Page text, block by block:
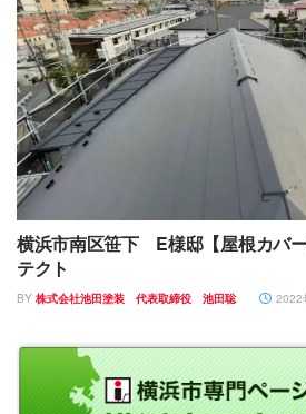
横浜市南区笹下 E様邸【屋根カバ
テクト
BY 株式会社池田塗装 代表取締役 池田聡 2022